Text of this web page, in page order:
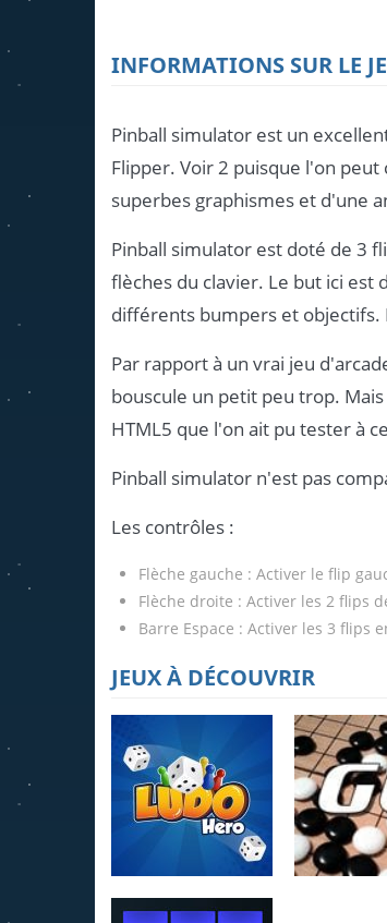
INFORMATIONS SUR LE
Pinball simulator est un
Flipper. Voir 2 puisque l'on
superbes graphismes et d'une
Pinball simulator est doté de 3
flèches du clavier. Le but ici est
différents bumpers et objectifs.
Par rapport à un vrai jeu
bouscule un petit peu trop.
HTML5 que l'on ait pu tester à
Pinball simulator n'est pas
Les contrôles :
Flèche gauche : Activer le flip
Flèche droite : Activer les 2 flips
Barre Espace : Activer les 3 flips
JEUX À DÉCOUVRIR